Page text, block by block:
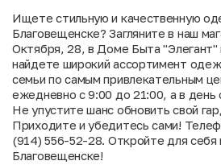
Ищете стильную и качественную
Благовещенске? Загляните в наш
Октября, 28, в Доме Быта "Элегант"
найдете широкий ассортимент
семьи по самым привлекательным
ежедневно с 9:00 до 21:00, а в день
Не упустите шанс обновить свой
Приходите и убедитесь сами!
(914) 556-52-28. Откройте для
Благовещенске!